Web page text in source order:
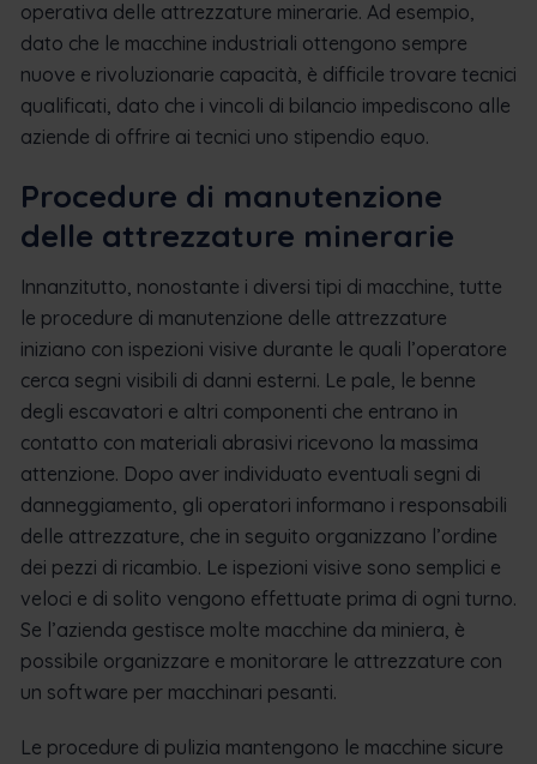
operativa delle attrezzature minerarie. Ad esempio,
dato che le macchine industriali ottengono sempre
nuove e rivoluzionarie capacità, è difficile trovare tecnici
qualificati, dato che i vincoli di bilancio impediscono alle
aziende di offrire ai tecnici uno stipendio equo.
Procedure di manutenzione
delle attrezzature minerarie
Innanzitutto, nonostante i diversi tipi di macchine, tutte
le procedure di manutenzione delle attrezzature
iniziano con ispezioni visive durante le quali l’operatore
cerca segni visibili di danni esterni. Le pale, le benne
degli escavatori e altri componenti che entrano in
contatto con materiali abrasivi ricevono la massima
attenzione. Dopo aver individuato eventuali segni di
danneggiamento, gli operatori informano i responsabili
delle attrezzature, che in seguito organizzano l’ordine
dei pezzi di ricambio. Le ispezioni visive sono semplici e
veloci e di solito vengono effettuate prima di ogni turno.
Se l’azienda gestisce molte macchine da miniera, è
possibile organizzare e monitorare le attrezzature con
un software per macchinari pesanti.
Le procedure di pulizia mantengono le macchine sicure